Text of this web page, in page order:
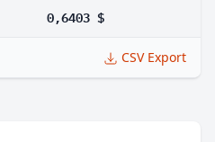
0,6403 $
CSV Export